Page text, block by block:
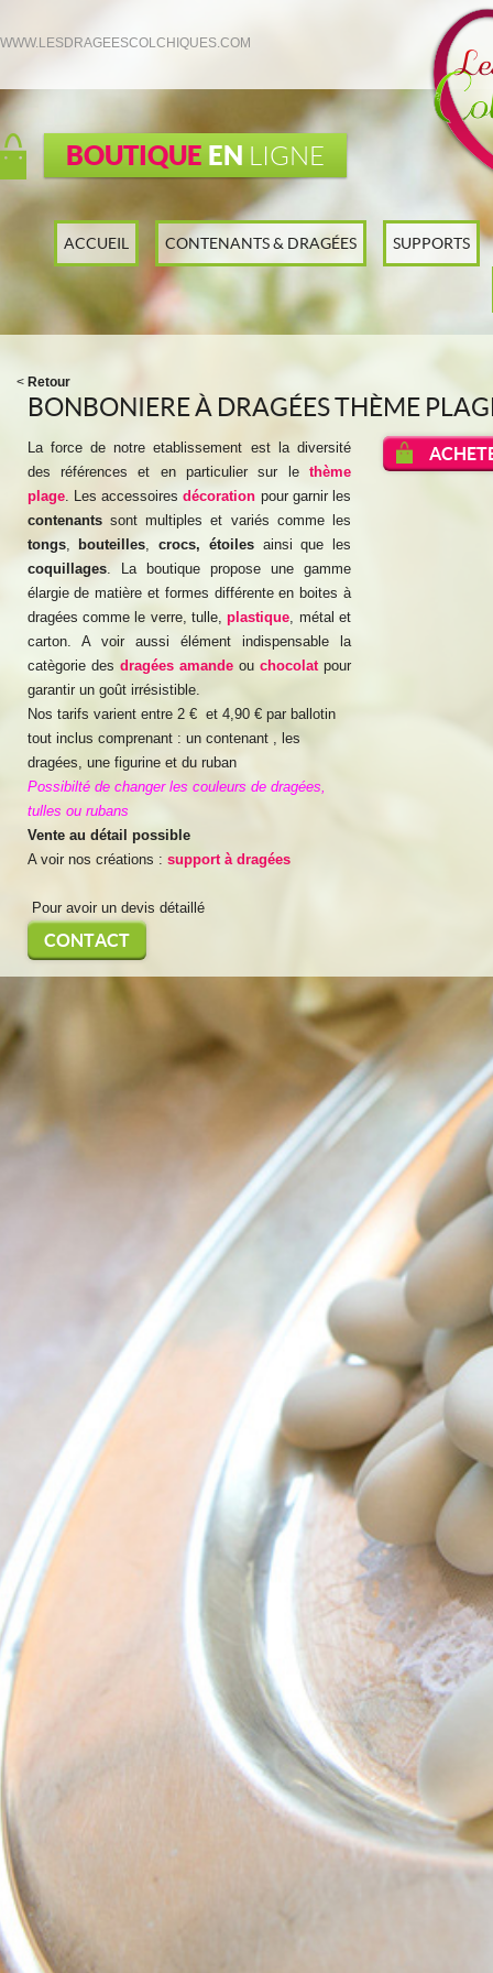
WWW.LESDRAGEESCOLCHIQUES.COM
BOUTIQUE EN LIGNE
ACCUEIL CONTENANTS & DRAGÉES SUPPORTS
< Retour
BONBONIERE À DRAGÉES THÈME
La force de notre etablissement est la diversité
des références et en particulier sur lethème
plage. Les accessoiresdécoration pour garnir les
contenantssont multiples et variés comme les
tongs, bouteilles, crocs, étoilesainsi que les
coquillages. La boutique propose une gamme
élargie de matière et formes différente en boites à
dragées comme le verre, tulle,plastique, métal et
carton. A voir aussi élément indispensable la
catègorie des dragées amandeou chocolat pour
garantir un goût irrésistible.
Nos tarifs varient entre 2 € et 4,90 € par ballotin
tout inclus comprenant : un contenant , les
dragées, une figurine et du ruban
Possibilté de changer les couleurs de dragées,
tulles ou rubans
Vente au détail possible
A voir nos créations : support à dragées
Pour avoir un devis détaillé
CONTACT